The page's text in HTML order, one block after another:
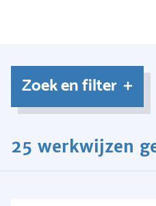
Zoek en filter
25 werkwijzen